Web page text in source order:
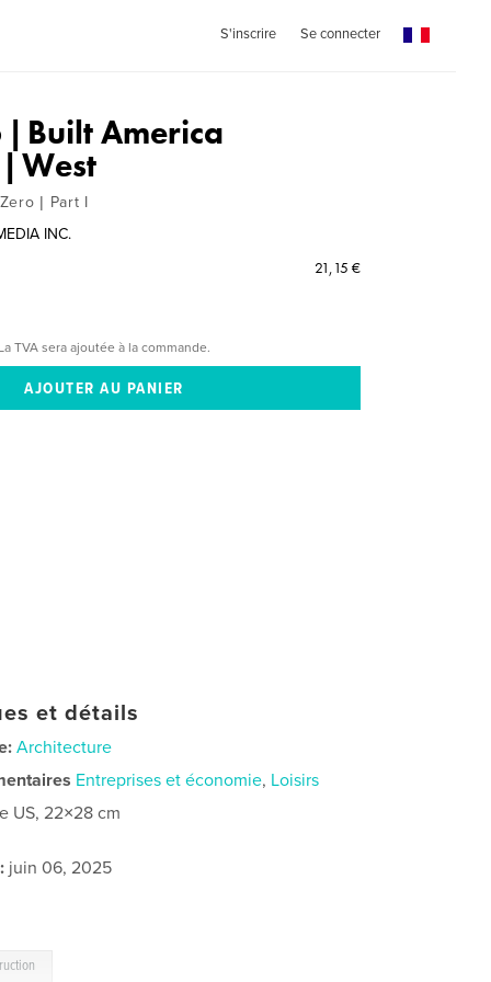
S'inscrire Se connecter
Built America
West
| Part I
INC.
21,15 €
TVA sera ajoutée à la commande.
et détails
Architecture
Entreprises et économie, Loisirs
US, 22×28 cm
juin 06, 2025